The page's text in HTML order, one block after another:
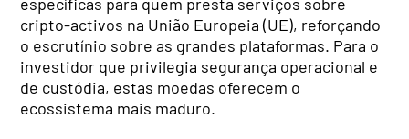
cripto-activos na União Europeia (UE), reforçando
o escrutínio sobre as grandes plataformas. Para o
investidor que privilegia segurança operacional e
de custódia, estas moedas oferecem o
ecossistema mais maduro.